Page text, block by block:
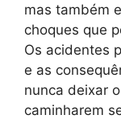
mas também
choques que
Os acidentes
e as
nunca deixar
caminharem